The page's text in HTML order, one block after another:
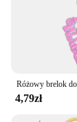
4,79zł